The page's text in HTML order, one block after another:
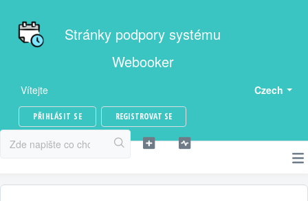
Stránky podpory systému
Webooker
Czech
Vítejte
PŘIHLÁSIT SE REGISTROVAT SE